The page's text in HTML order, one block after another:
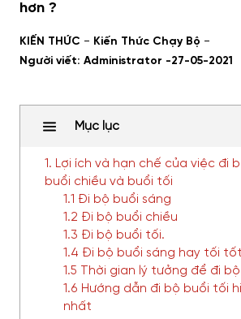
hơn ?
KIẾN THỨC - Kiến Thức Chạy Bộ -
Người viết: Administrator -27-05-2021
Mục lục
1. Lợi ích và hạn chế của việc đi
buổi chiều và buổi tối
1.1 Đi bộ buổi sáng
1.2 Đi bộ buổi chiều
1.3 Đi bộ buổi tối.
1.4 Đi bộ buổi sáng hay tối
1.5 Thời gian lý tưởng để đi
1.6 Hướng dẫn đi bộ buổi tối
nhất